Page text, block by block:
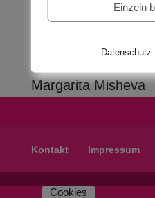
Margarita Misheva
Kontakt Impressum
Cookies
Einzeln
Datenschutz